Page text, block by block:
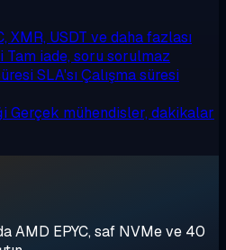
XMR, USDT ve daha fazlası
Tam iade, soru sorulmaz
SLA'sı Çalışma süresi
Gerçek mühendisler, dakikalar
AMD EPYC, saf NVMe ve 40